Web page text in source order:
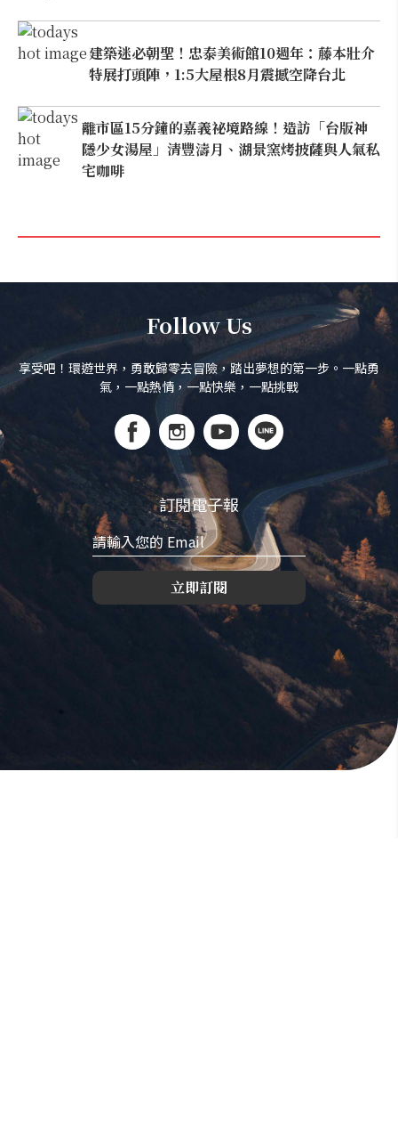
建築迷必朝聖！忠泰美術館10週年：藤本壯介
特展打頭陣，1:5大屋根8月震撼空降台北
離市區15分鐘的嘉義祕境路線！造訪「台版神
隱少女湯屋」清豐濤月、湖景窯烤披薩與人氣私
宅咖啡
Follow Us
享受吧！環遊世界，勇敢歸零去冒險，踏出夢想的第一步。一點勇
氣，一點熱情，一點快樂，一點挑戰
訂閱電子報
立即訂閱